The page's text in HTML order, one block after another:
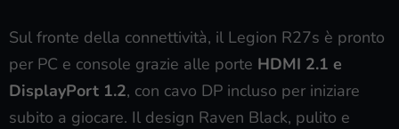
Sul fronte della connettività, il Legion R27s è pronto
per PC e console grazie alle porte HDMI 2.1 e
DisplayPort 1.2, con cavo DP incluso per iniziare
subito a giocare. Il design Raven Black, pulito e